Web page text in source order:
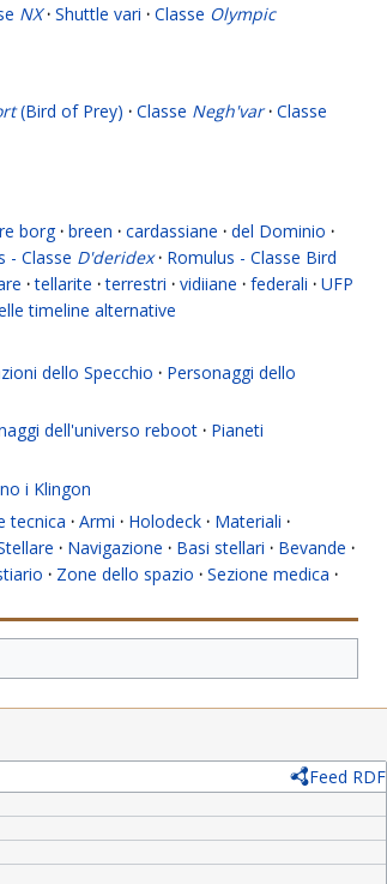
NX · Shuttle vari · Classe Olympic
(Bird of Prey) · Classe Negh'var · Classe
borg · breen · cardassiane · del Dominio ·
- Classe D'deridex · Romulus - Classe Bird
· tellarite · terrestri · vidiiane · federali · UFP
timeline alternative
dello Specchio · Personaggi dello
dell'universo reboot · Pianeti
i Klingon
tecnica · Armi · Holodeck · Materiali ·
· Navigazione · Basi stellari · Bevande ·
· Zone dello spazio · Sezione medica ·
Feed RDF